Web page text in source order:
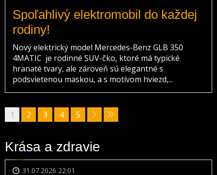
Spoľahlivý elektromobil do každej
rodiny!
Nový elektrický model Mercedes-Benz GLB 350
4MATIC je rodinné SUV-čko, ktoré má typické
hranaté tvary, ale zároveň sú elegantné s
podsvietenou maskou, a s motívom hviezd,...
1 2 3 4 5
Krása a zdravie
31.07.2026 22:01